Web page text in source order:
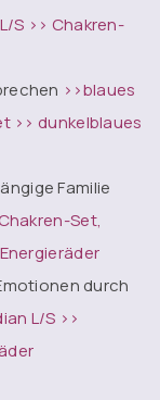
S >> Chakren-
>>blaues
>> dunkelblaues
Familie
Set,
durch
L/S >>